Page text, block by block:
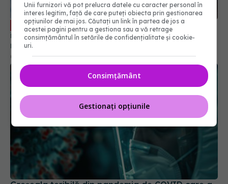
EXCLUSIV Paxlovid: când apare în România, cine
îl poate lua. Cum acționează nirmatrelvir și
ritonavir, substanțele din Paxlovid. Rafila: S-a
semnat contractul. Va fi disponibil la
recomandarea medicului
09 oct 2023, 13:08
Greșeala teribilă din pandemia de COVID care a
Unii furnizori vă pot prelucra datele cu caracter personal în
interes legitim, față de care puteți obiecta prin gestionarea
opțiunilor de mai jos. Căutați un link în partea de jos a
acestei pagini pentru a gestiona sau a vă retrage
consimțământul în setările de confidențialitate și cookie-
uri.
Consimțământ
Gestionați opțiunile